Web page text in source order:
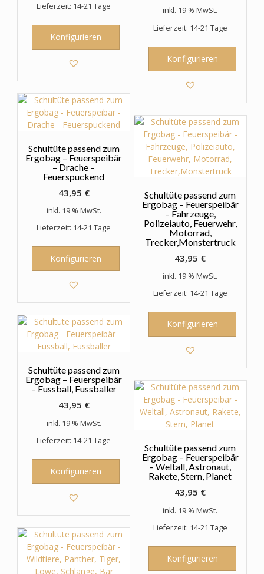
Lieferzeit: 14-21 Tage
Konfigurieren
inkl. 19 % MwSt.
Lieferzeit: 14-21 Tage
Konfigurieren
Schultüte passend zum
Ergobag – Feuerspeibär
– Drache –
Feuerspuckend
43,95 €
inkl. 19 % MwSt.
Lieferzeit: 14-21 Tage
Konfigurieren
Schultüte passend zum
Ergobag – Feuerspeibär
– Fahrzeuge,
Polizeiauto, Feuerwehr,
Motorrad,
Trecker,Monstertruck
43,95 €
inkl. 19 % MwSt.
Lieferzeit: 14-21 Tage
Konfigurieren
Schultüte passend zum
Ergobag – Feuerspeibär
– Fussball, Fussballer
43,95 €
inkl. 19 % MwSt.
Lieferzeit: 14-21 Tage
Konfigurieren
Schultüte passend zum
Ergobag – Feuerspeibär
– Weltall, Astronaut,
Rakete, Stern, Planet
43,95 €
inkl. 19 % MwSt.
Lieferzeit: 14-21 Tage
Konfigurieren